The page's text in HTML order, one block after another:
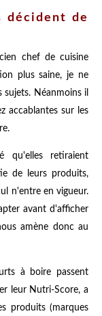
décident de
chef de cuisine
plus saine, je ne
Néanmoins il
accablantes sur les
qu'elles retiraient
de leurs produits,
n'entre en vigueur.
avant d'afficher
amène donc au
à boire passent
leur Nutri-Score, a
produits (marques